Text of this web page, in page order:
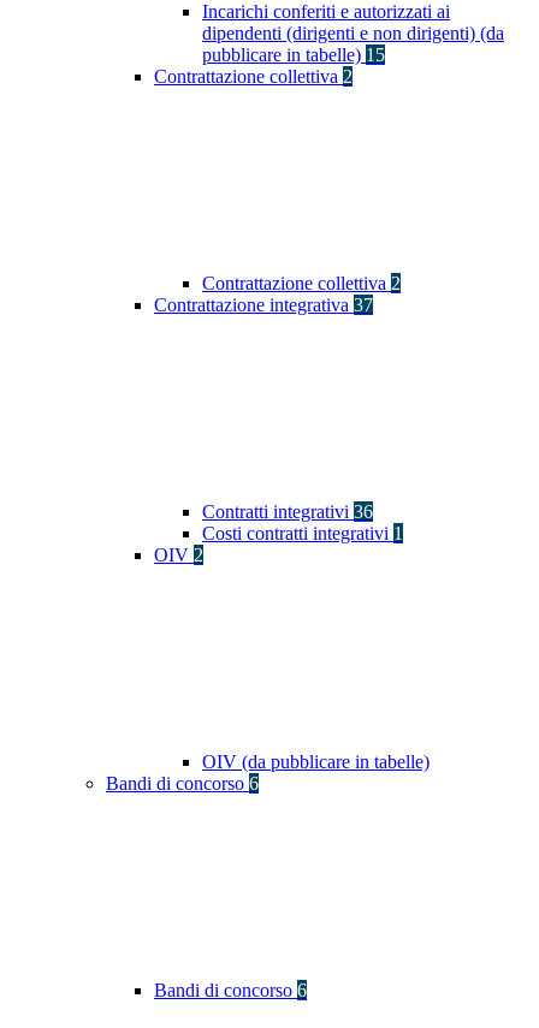
Incarichi conferiti e autorizzati ai
dipendenti (dirigenti e non dirigenti) (da
pubblicare in tabelle) 15
Contrattazione collettiva 2
Contrattazione collettiva 2
Contrattazione integrativa 37
Contratti integrativi 36
Costi contratti integrativi 1
OIV 2
OIV (da pubblicare in tabelle)
Bandi di concorso 6
Bandi di concorso 6